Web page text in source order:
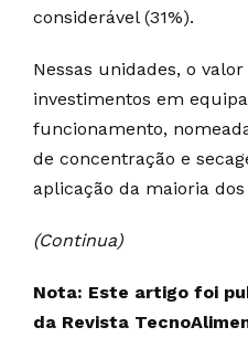
considerável (31%).
Nessas unidades, o
investimentos em
funcionamento,
de concentração e
aplicação da maioria
(Continua)
Nota: Este artigo foi
da Revista